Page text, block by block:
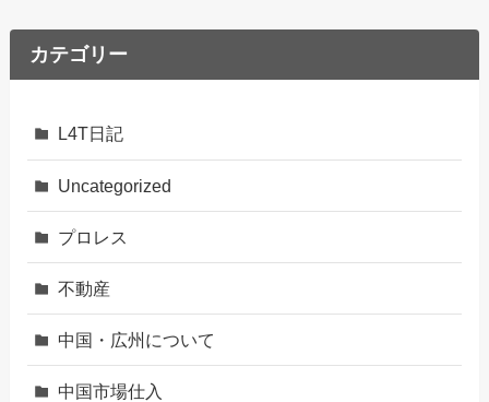
カテゴリー
L4T日記
Uncategorized
プロレス
不動産
中国・広州について
中国市場仕入